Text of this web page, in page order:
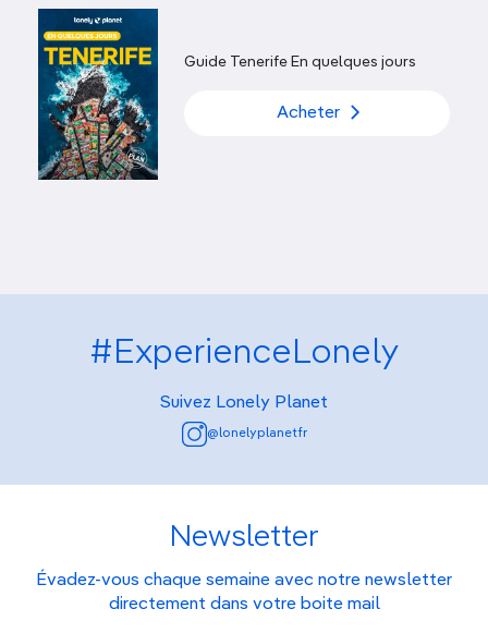
Guide Tenerife En quelques jours
Acheter
#ExperienceLonely
Suivez Lonely Planet
@lonelyplanetfr
Newsletter
Évadez-vous chaque semaine avec notre newsletter
directement dans votre boite mail